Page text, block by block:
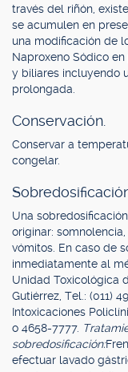
través del riñón,
se acumulen en
una modificación de
Naproxeno Sódico
y biliares incluyendo
prolongada.
Conservación.
Conservar a
congelar.
Una
originar:
vómitos. En caso de
inmediatamente al
Unidad Toxicológica
Gutiérrez, Tel.: (011)
Intoxicaciones
o 4658-7777.
sobredosificación:
efectuar lavado